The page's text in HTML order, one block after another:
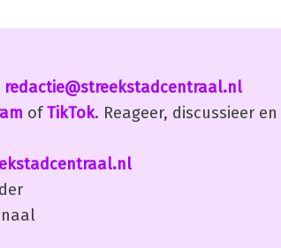
redactie@streekstadcentraal.nl
ofTikTok. Reageer, discussieer